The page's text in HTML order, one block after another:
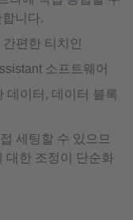
니다.
편한 티치인
소프트웨어
데이터, 데이터 블록
세팅할 수 있으므
대한 조정이 단순화